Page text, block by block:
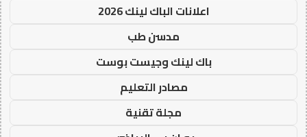
اعلانات الباك لينك 2026
مدسن طب
باك لينك وجيست بوست
مصادر التعليم
مجلة تقنية